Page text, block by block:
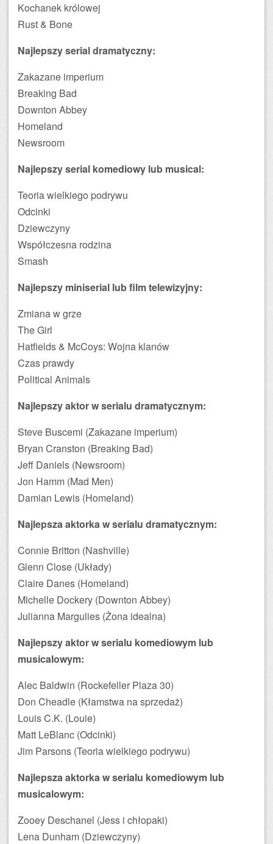
Kochanek królowej
Rust & Bone
Najlepszy serial dramatyczny:
Zakazane imperium
Breaking Bad
Downton Abbey
Homeland
Newsroom
Najlepszy serial komediowy lub musical:
Teoria wielkiego podrywu
Odcinki
Dziewczyny
Współczesna rodzina
Smash
Najlepszy miniserial lub film telewizyjny:
Zmiana w grze
The Girl
Hatfields & McCoys: Wojna klanów
Czas prawdy
Political Animals
Najlepszy aktor w serialu dramatycznym:
Steve Buscemi (Zakazane imperium)
Bryan Cranston (Breaking Bad)
Jeff Daniels (Newsroom)
Jon Hamm (Mad Men)
Damian Lewis (Homeland)
Najlepsza aktorka w serialu dramatycznym:
Connie Britton (Nashville)
Glenn Close (Układy)
Claire Danes (Homeland)
Michelle Dockery (Downton Abbey)
Julianna Margulies (Żona idealna)
Najlepszy aktor w serialu komediowym lub
musicalowym:
Alec Baldwin (Rockefeller Plaza 30)
Don Cheadle (Kłamstwa na sprzedaż)
Louis C.K. (Louie)
Matt LeBlanc (Odcinki)
Jim Parsons (Teoria wielkiego podrywu)
Najlepsza aktorka w serialu komediowym lub
musicalowym:
Zooey Deschanel (Jess i chłopaki)
Lena Dunham (Dziewczyny)